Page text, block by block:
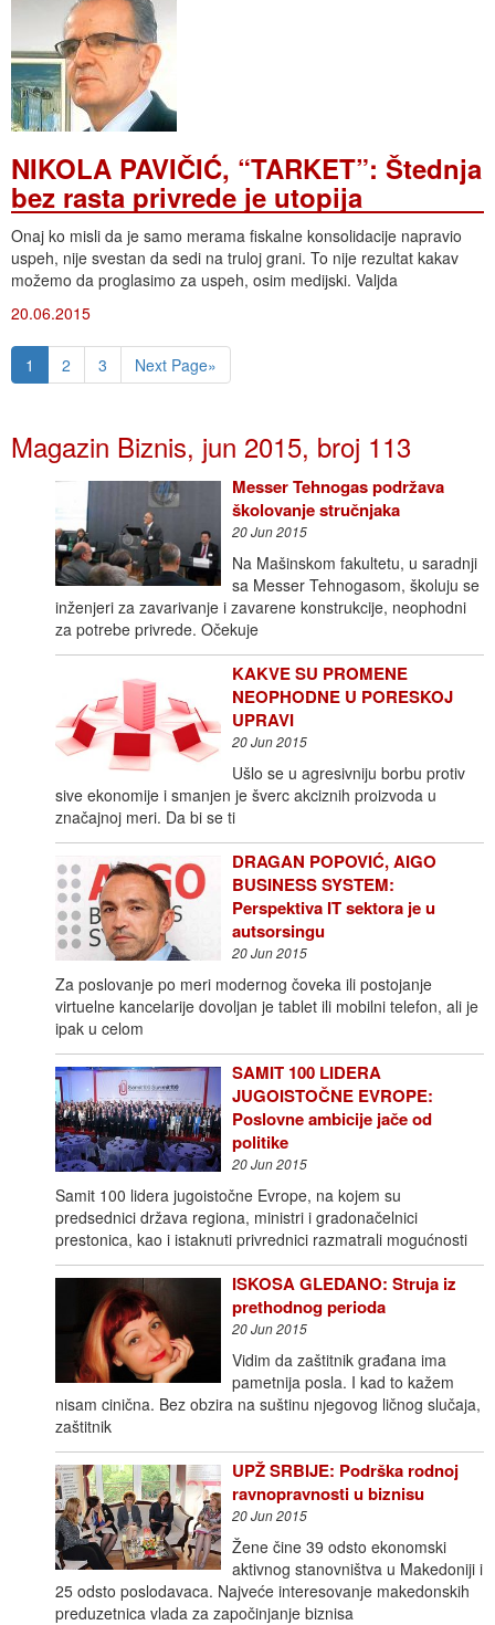
NIKOLA PAVIČIĆ, “TARKET”: Štednja
bez rasta privrede je utopija
Onaj ko misli da je samo merama fiskalne konsolidacije napravio
uspeh, nije svestan da sedi na truloj grani. To nije rezultat kakav
možemo da proglasimo za uspeh, osim medijski. Valjda
20.06.2015
1 2 3 Next Page»
Magazin Biznis, jun 2015, broj 113
Messer Tehnogas podržava
školovanje stručnjaka
20 Jun 2015
Na Mašinskom fakultetu, u saradnji
sa Messer Tehnogasom, školuju se
inženjeri za zavarivanje i zavarene konstrukcije, neophodni
za potrebe privrede. Očekuje
KAKVE SU PROMENE
NEOPHODNE U PORESKOJ
UPRAVI
20 Jun 2015
Ušlo se u agresivniju borbu protiv
sive ekonomije i smanjen je šverc akciznih proizvoda u
značajnoj meri. Da bi se ti
DRAGAN POPOVIĆ, AIGO
BUSINESS SYSTEM:
Perspektiva IT sektora je u
autsorsingu
20 Jun 2015
Za poslovanje po meri modernog čoveka ili postojanje
virtuelne kancelarije dovoljan je tablet ili mobilni telefon, ali je
ipak u celom
SAMIT 100 LIDERA
JUGOISTOČNE EVROPE:
Poslovne ambicije jače od
politike
20 Jun 2015
Samit 100 lidera jugoistočne Evrope, na kojem su
predsednici država regiona, ministri i gradonačelnici
prestonica, kao i istaknuti privrednici razmatrali mogućnosti
ISKOSA GLEDANO: Struja iz
prethodnog perioda
20 Jun 2015
Vidim da zaštitnik građana ima
pametnija posla. I kad to kažem
nisam cinična. Bez obzira na suštinu njegovog ličnog slučaja,
zaštitnik
UPŽ SRBIJE: Podrška rodnoj
ravnopravnosti u biznisu
20 Jun 2015
Žene čine 39 odsto ekonomski
aktivnog stanovništva u Makedoniji i
25 odsto poslodavaca. Najveće interesovanje makedonskih
preduzetnica vlada za započinjanje biznisa